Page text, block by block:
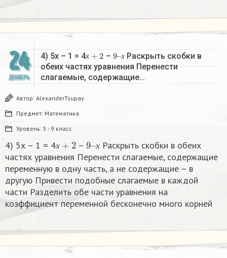
24
ДЕКАБРЬ
4) 5х – 1 = 4х
х+2 – х
9–
х
Раскрыть скобки в
обеих частях уравнения Перенести
слагаемые, содержащие…
Автор: AlexanderTsupay
Предмет: Математика
Уровень: 5 - 9 класс
4) 5х – 1 = 4х – х
9
х
Раскрыть скобки в обеих
частях уравнения Перенести слагаемые, содержащие
переменную в одну часть, а не содержащие – в
другую Привести подобные слагаемые в каждой
части Разделить обе части уравнения на
коэффициент переменной бесконечно много корней​